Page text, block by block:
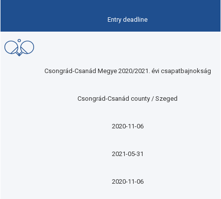
Entry deadline
Csongrád-Csanád Megye 2020/2021. évi csapatbajnokság
Csongrád-Csanád county / Szeged
2020-11-06
2021-05-31
2020-11-06